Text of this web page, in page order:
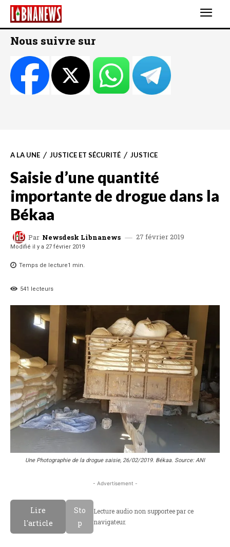
Nous suivre sur
A LA UNE JUSTICE ET SÉCURITÉ JUSTICE
Saisie d’une quantité
importante de drogue dans la
Békaa
Par Newsdesk Libnanews 27 février 2019
Modifié il y a 27 février 2019
Temps de lecture1 min.
541 lecteurs
Une Photographie de la drogue saisie, 26/02/2019. Békaa. Source: ANI
- Advertisement -
Lire
l'article
Sto
p
Lecture audio non supportee par ce
navigateur.